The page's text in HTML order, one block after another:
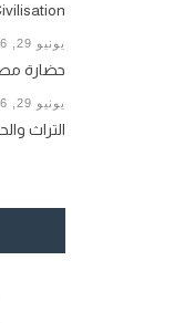
يونيو 29, 2026
حضارة
يونيو 29, 2026
التراث